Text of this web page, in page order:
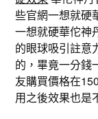
些官網一想就硬
一想就硬華佗神
的眼球吸引註意
的，畢竟一分錢
友購買價格在
用之後效果也是